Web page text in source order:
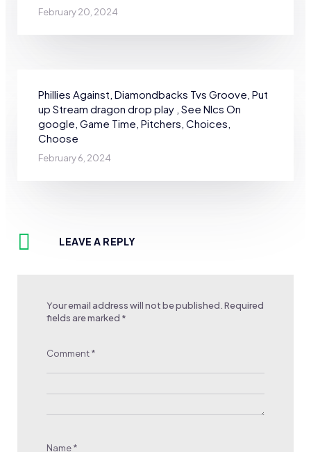
February 20, 2024
Phillies Against, Diamondbacks Tvs Groove, Put
up Stream dragon drop play , See Nlcs On
google, Game Time, Pitchers, Choices,
Choose
February 6, 2024
LEAVE A REPLY
Your email address will not be published. Required
fields are marked *
Comment*
Name*